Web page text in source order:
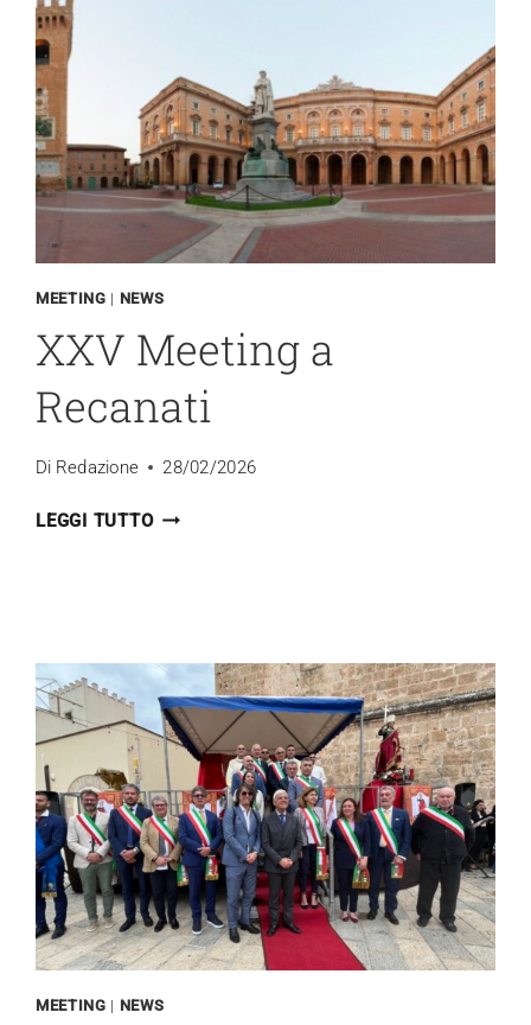
MEETING | NEWS
XXV Meeting a
Recanati
Di Redazione 28/02/2026
LEGGI TUTTOXXV
MEETING | NEWS